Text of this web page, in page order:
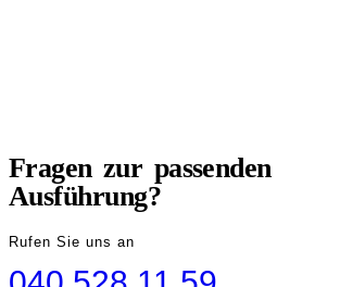
Fragen zur passenden
Ausführung?
Rufen Sie uns an